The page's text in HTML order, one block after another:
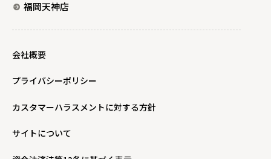
福岡天神店
会社概要
プライバシーポリシー
カスタマーハラスメントに対する方針
サイトについて